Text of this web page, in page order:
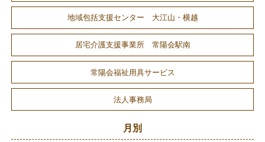
地域包括支援センター 大江山・横越
居宅介護支援事業所 常陽会駅南
常陽会福祉用具サービス
法人事務局
月別